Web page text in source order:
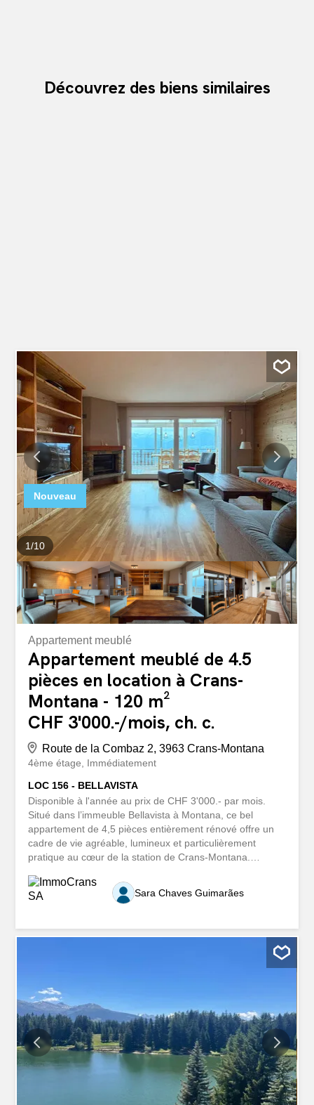
Découvrez des biens similaires
Nouveau
1/10
Appartement meublé
Appartement meublé de 4.5
pièces en location à Crans-
Montana - 120 m²
CHF 3'000.-/mois, ch. c.
Route de la Combaz 2, 3963 Crans-Montana
4ème étage
Immédiatement
LOC 156 - BELLAVISTA
Disponible à l'année au prix de CHF 3'000.- par mois.
Situé dans l’immeuble Bellavista à Montana, ce bel
appartement de 4,5 pièces entièrement rénové offre un
cadre de vie agréable, lumineux et particulièrement
pratique au cœur de la station de Crans-Montana.
doubles avec armoires intégrées, ainsi qu’une chambre
destinée aux enfants, équipée de deux lits superposés
dispose également d’une cuisine séparée entièrement
cheminée à bois fonctionnelle. Il se prolonge par un vaste
offrant un espace de détente privilégié en toute saison.
L’un des principaux atouts de ce bien est sa magnifique
vue dégagée et lointaine sur les Alpes ainsi que sur
l’ensemble de...
Sara Chaves Guimarães